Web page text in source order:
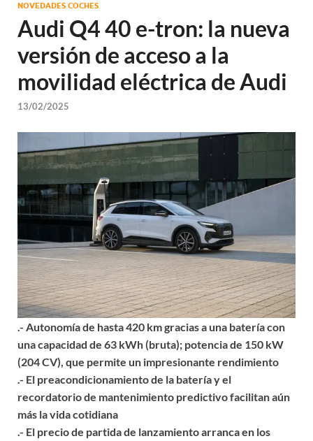
NOVEDADES COCHES
Audi Q4 40 e-tron: la nueva
versión de acceso a la
movilidad eléctrica de Audi
13/02/2025
.- Autonomía de hasta 420 km gracias a una batería con
una capacidad de 63 kWh (bruta); potencia de 150 kW
(204 CV), que permite un impresionante rendimiento
.- El preacondicionamiento de la batería y el
recordatorio de mantenimiento predictivo facilitan aún
más la vida cotidiana
.- El precio de partida de lanzamiento arranca en los